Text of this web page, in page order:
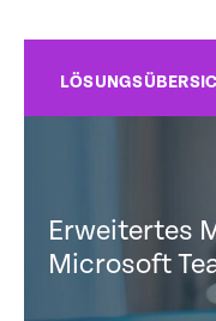
Erweitertes
Microsoft